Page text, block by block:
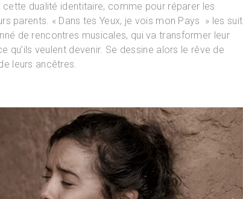
dualité identitaire, comme pour réparer les
parents. « Dans tes Yeux, je vois mon Pays » les suit
de rencontres musicales, qui va transformer leur
qu’ils veulent devenir. Se dessine alors le rêve de
leurs ancêtres.